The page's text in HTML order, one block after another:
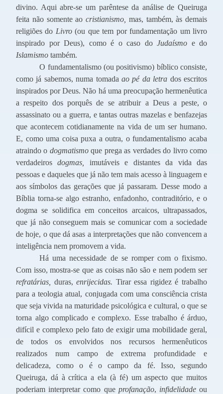
divino. Aqui abre-se um parêntese da análise de Queiruga
feita não somente ao cristianismo, mas, também, às demais
religiões do Livro(ou que tem por fundamentação um livro
inspirado por Deus), como é o caso do Judaísmo e do
Islamismo também.
O fundamentalismo (ou positivismo) bíblico consiste,
como já sabemos, numa tomada ao pé da letra dos escritos
inspirados por Deus. Não há uma preocupação hermenêutica
a respeito dos porquês de se atribuir a Deus a peste, o
assassinato ou a guerra, e tantas outras mazelas e benfazejas
que acontecem cotidianamente na vida de um ser humano.
E, como uma coisa puxa a outra, o fundamentalismo acaba
atraindo o dogmatismoque prega as verdades do livro como
verdadeirosdogmas, imutáveis e distantes da vida das
pessoas e daqueles que já não tem mais acesso à linguagem e
aos símbolos das gerações que já passaram. Desse modo a
Bíblia torna-se algo estranho, enfadonho, contraditório, e o
dogma se solidifica em conceitos arcaicos, ultrapassados,
que já não conseguem mais se comunicar com a sociedade
de hoje, o que dá asas a interpretações que não convencem a
inteligência nem promovem a vida.
Há uma necessidade de se romper com o fixismo.
Com isso, mostra-se que as coisas não são e nem podem ser
refratárias, duras,enrijecidas. Tirar essa rigidez é trabalho
para a teologia atual, conjugada com uma consciência crista
que seja vivida na maturidade psicológica e cultural, o que se
torna algo complicado e complexo. Esse trabalho é árduo,
difícil e complexo pelo fato de exigir uma mobilidade geral,
de todos os envolvidos nos recursos hermenêuticos
realizados num campo de extrema profundidade e
delicadeza, como o é o campo da fé. Isso, segundo
Queiruga, dá à crítica a ela (à fé) um aspecto que muitos
poderiam interpretar como que profanação, infidelidadeou